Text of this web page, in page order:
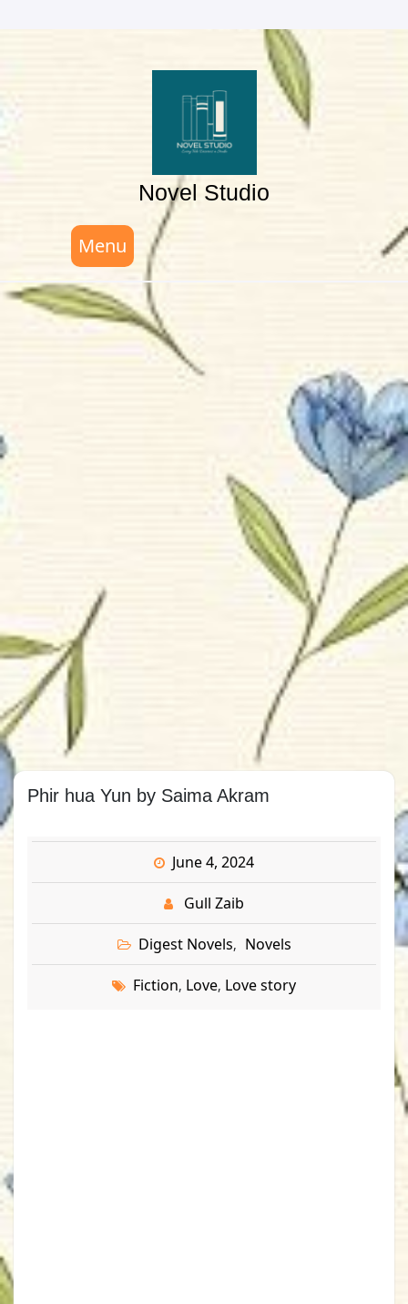
Novel Studio
Menu
Phir hua Yun by Saima Akram
June 4, 2024
Gull Zaib
Digest Novels, Novels
Fiction, Love, Love story